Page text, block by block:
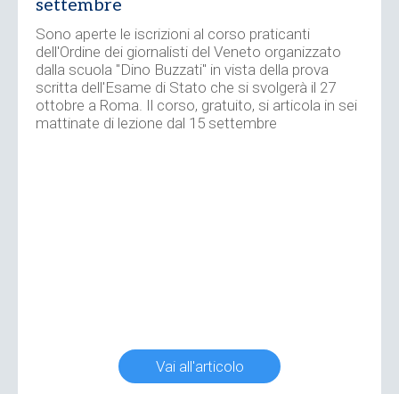
settembre
Sono aperte le iscrizioni al corso praticanti
dell'Ordine dei giornalisti del Veneto organizzato
dalla scuola "Dino Buzzati" in vista della prova
scritta dell'Esame di Stato che si svolgerà il 27
ottobre a Roma. Il corso, gratuito, si articola in sei
mattinate di lezione dal 15 settembre
Vai all'articolo